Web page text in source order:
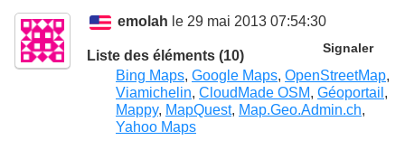
emolah le 29 mai 2013 07:54:30
Signaler
Liste des éléments (10)
Bing Maps, Google Maps, OpenStreetMap,
Viamichelin, CloudMade OSM, Géoportail ,
Mappy, MapQuest, Map.Geo.Admin.ch,
Yahoo Maps